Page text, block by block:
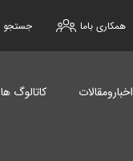
همکاری باما جستجو
اخبارومقالات کاتالوگ ها